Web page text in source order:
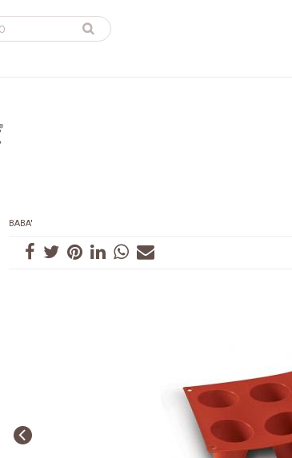
BABA'